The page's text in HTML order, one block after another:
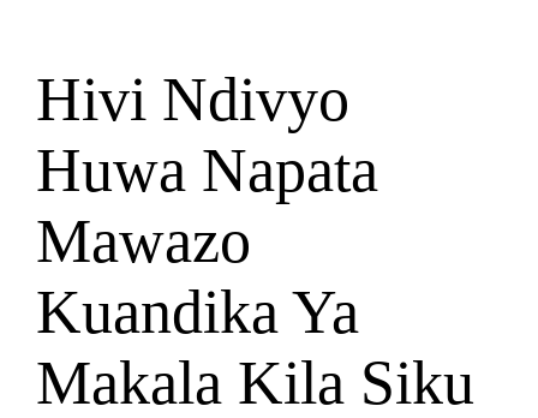
Hivi Ndivyo
Huwa Napata
Mawazo
Kuandika Ya
Makala Kila Siku